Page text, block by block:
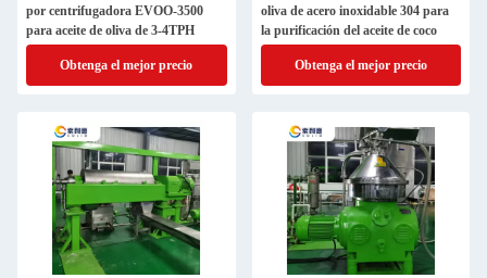
por centrifugadora EVOO-3500
para aceite de oliva de 3-4TPH
Obtenga el mejor precio
oliva de acero inoxidable 304 para
la purificación del aceite de coco
Obtenga el mejor precio